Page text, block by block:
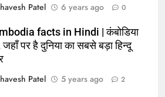
Patel
6 years ago 0
facts in Hindi | कंबोडिया
पर है दुनिया का सबसे बड़ा हिन्दू
Patel
5 years ago 2